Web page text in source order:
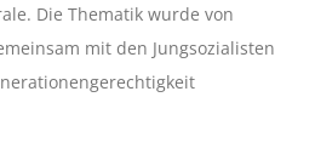
Die Thematik wurde von
mit den Jungsozialisten